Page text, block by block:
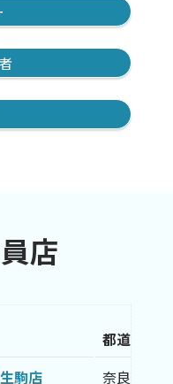
店
都道府県
駒店 奈良県